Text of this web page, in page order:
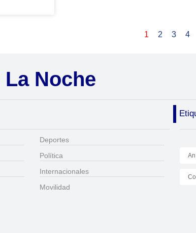
1 2 3 4
Noche
Deportes
Política
Internacionales
Movilidad